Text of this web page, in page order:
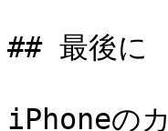
## 最後に
iPhoneの